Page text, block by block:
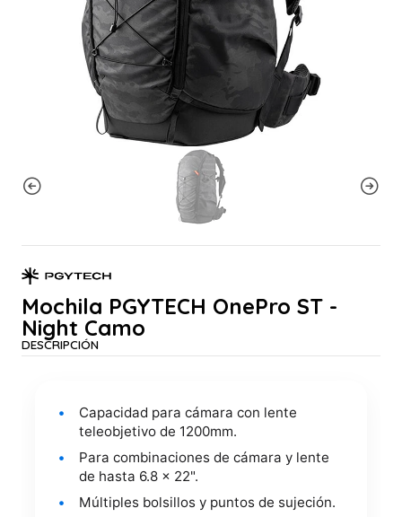
Mochila PGYTECH OnePro ST -
Night Camo
DESCRIPCIÓN
Capacidad para cámara con lente
teleobjetivo de 1200mm.
Para combinaciones de cámara y lente
de hasta 6.8 x 22".
Múltiples bolsillos y puntos de sujeción.